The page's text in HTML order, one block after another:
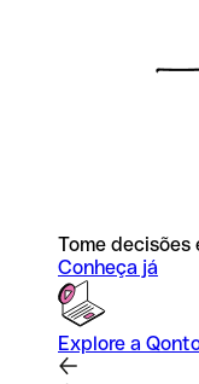
Tome
Conheça já
Explore a